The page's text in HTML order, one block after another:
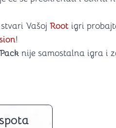
Vašoj Root igri
!
nije samostalna igra i